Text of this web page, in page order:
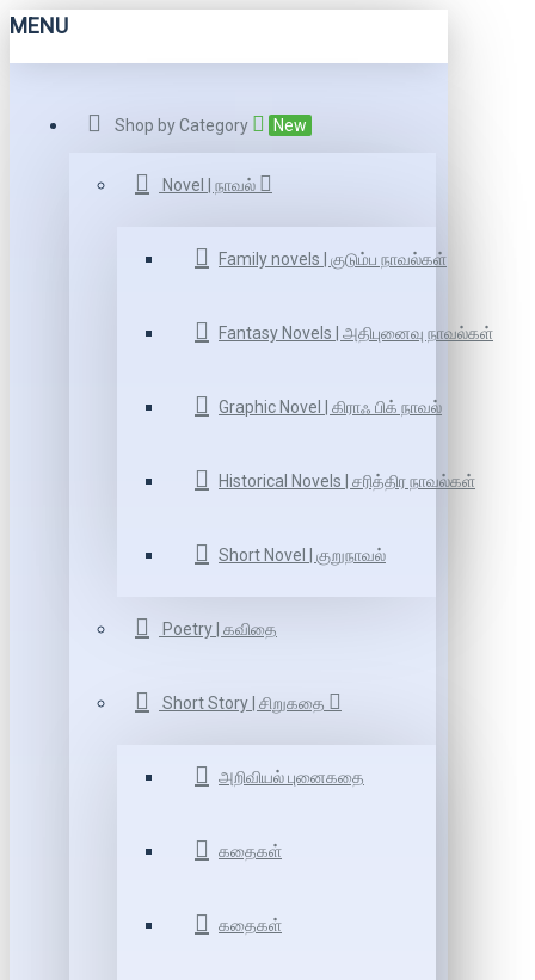
MENU
Shop by Category New
Novel | நாவல்
Family novels | குடும்ப நாவல்கள்
Fantasy Novels | அதிபுனைவு நாவல்கள்
Graphic Novel | கிராஃ பிக் நாவல்
Historical Novels | சரித்திர நாவல்கள்
Short Novel | குறுநாவல்
Poetry | கவிதை
Short Story | சிறுகதை
அறிவியல் புனைகதை
கதைகள்
கதைகள்